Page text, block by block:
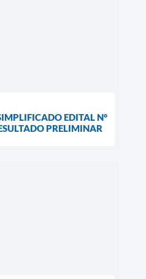
EDITAL N°
PRELIMINAR